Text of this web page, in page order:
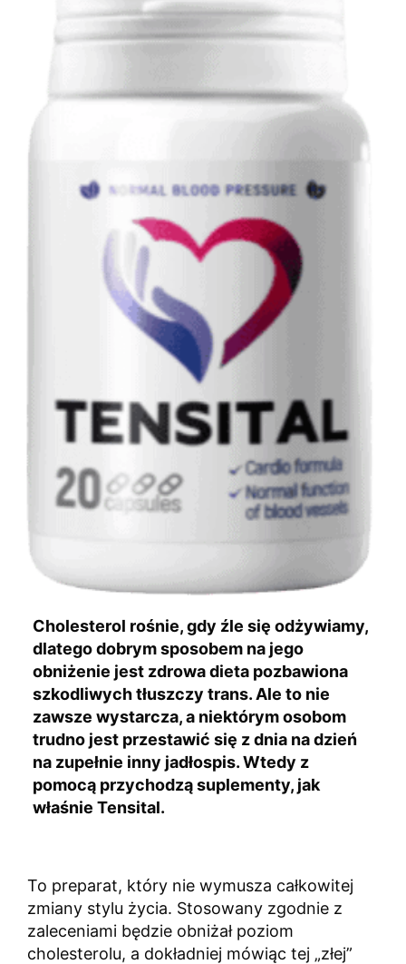
Cholesterol rośnie, gdy źle się odżywiamy,
dlatego dobrym sposobem na jego
obniżenie jest zdrowa dieta pozbawiona
szkodliwych tłuszczy trans. Ale to nie
zawsze wystarcza, a niektórym osobom
trudno jest przestawić się z dnia na dzień
na zupełnie inny jadłospis. Wtedy z
pomocą przychodzą suplementy, jak
właśnie Tensital.
To preparat, który nie wymusza całkowitej
zmiany stylu życia. Stosowany zgodnie z
zaleceniami będzie obniżał poziom
cholesterolu, a dokładniej mówiąc tej „złej”